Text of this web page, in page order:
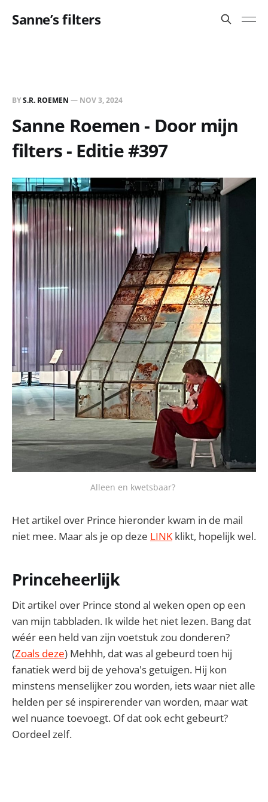
Sanne’s filters
BYS.R. ROEMEN — NOV 3, 2024
Sanne Roemen - Door mijn
filters - Editie #397
Alleen en kwetsbaar?
Het artikel over Prince hieronder kwam in de mail
niet mee. Maar als je op deze LINKklikt, hopelijk wel.
Princeheerlijk
Dit artikel over Prince stond al weken open op een
van mijn tabbladen. Ik wilde het niet lezen. Bang dat
wéér een held van zijn voetstuk zou donderen?
(Zoals deze) Mehhh, dat was al gebeurd toen hij
fanatiek werd bij de yehova's getuigen. Hij kon
minstens menselijker zou worden, iets waar niet alle
helden per sé inspirerender van worden, maar wat
wel nuance toevoegt. Of dat ook echt gebeurt?
Oordeel zelf.